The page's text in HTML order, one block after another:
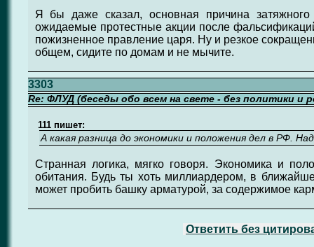
Я бы даже сказал, основная причина
ожидаемые протестные акции после
пожизненное правление царя. Ну и резкое
общем, сидите по домам и не мычите.
3303
Re: ФЛУД (беседы обо всем на свете - без политики и
111 пишет:
А какая разница до экономики и положения дел в РФ.
Странная логика, мягко говоря. Экономика и
обитания. Будь ты хоть миллиардером, в
может пробить башку арматурой, за содержимое
Ответить без